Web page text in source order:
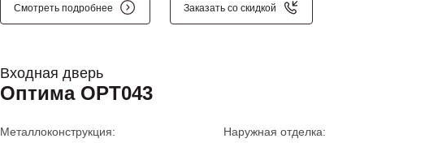
Смотреть подробнее Заказать со скидкой
Входная дверь
Оптима OPT043
Металлоконструкция:
Наружная отделка: